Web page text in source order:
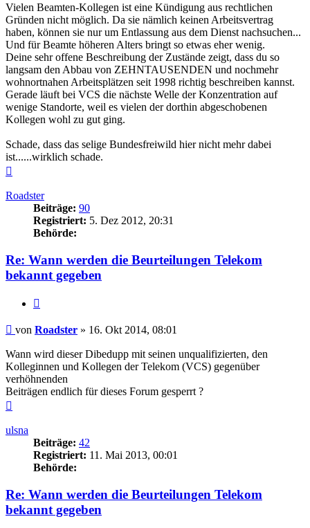
Vielen Beamten-Kollegen ist eine Kündigung aus rechtlichen
Gründen nicht möglich. Da sie nämlich keinen Arbeitsvertrag
haben, können sie nur um Entlassung aus dem Dienst nachsuchen...
Und für Beamte höheren Alters bringt so etwas eher wenig.
Deine sehr offene Beschreibung der Zustände zeigt, dass du so
langsam den Abbau von ZEHNTAUSENDEN und nochmehr
wohnortnahen Arbeitsplätzen seit 1998 richtig beschreiben kannst.
Gerade läuft bei VCS die nächste Welle der Konzentration auf
wenige Standorte, weil es vielen der dorthin abgeschobenen
Kollegen wohl zu gut ging.
Schade, dass das selige Bundesfreiwild hier nicht mehr dabei
ist......wirklich schade.
Roadster
Beiträge: 90
Registriert: 5. Dez 2012, 20:31
Behörde:
Re: Wann werden die Beurteilungen Telekom
bekannt gegeben
Beitrag
von Roadster » 16. Okt 2014, 08:01
Wann wird dieser Dibedupp mit seinen unqualifizierten, den
Kolleginnen und Kollegen der Telekom (VCS) gegenüber
verhöhnenden
Beiträgen endlich für dieses Forum gesperrt ?
ulsna
Beiträge: 42
Registriert: 11. Mai 2013, 00:01
Behörde:
Re: Wann werden die Beurteilungen Telekom
bekannt gegeben